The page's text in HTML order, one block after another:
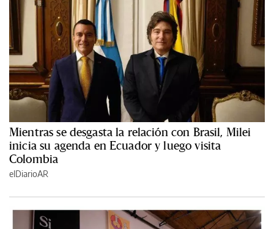
Mientras se desgasta la relación con Brasil, Milei
inicia su agenda en Ecuador y luego visita
Colombia
elDiarioAR